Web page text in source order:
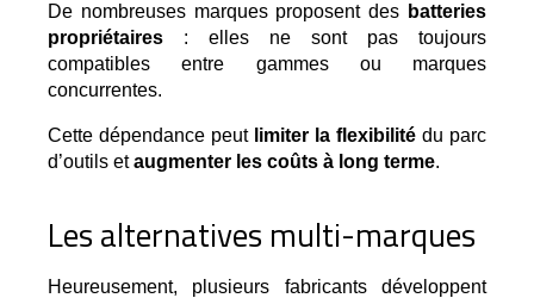
De nombreuses marques proposent des batteries
propriétaires : elles ne sont pas toujours
compatibles entre gammes ou marques
concurrentes.
Cette dépendance peut limiter la flexibilité du parc
d’outils etaugmenter les coûts à long terme.
Les alternatives multi-marques
Heureusement, plusieurs fabricants développent